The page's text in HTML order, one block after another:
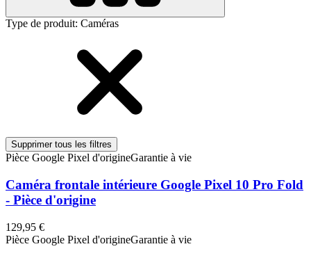
Type de produit: Caméras
Supprimer tous les filtres
Pièce Google Pixel d'origineGarantie à vie
Caméra frontale intérieure Google Pixel 10 Pro Fold
- Pièce d'origine
129,95 €
Pièce Google Pixel d'origineGarantie à vie